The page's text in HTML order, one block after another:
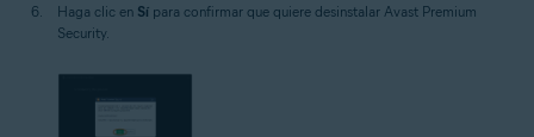
Haga clic en Sí para confirmar que quiere desinstalar Avast Premium
Security.